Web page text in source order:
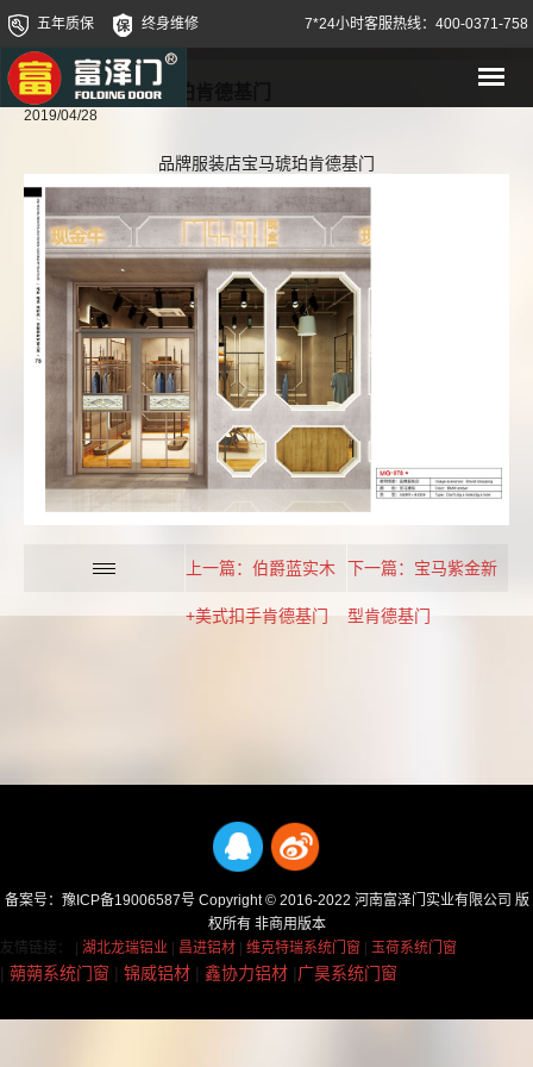
五年质保 终身维修 7*24小时客服热线：400-0371-758
品牌服装店宝马琥珀肯德基门
2019/04/28
品牌服装店宝马琥珀肯德基门
上一篇：伯爵蓝实木
+美式扣手肯德基门
下一篇：宝马紫金新
型肯德基门
备案号： 豫ICP备19006587号Copyright © 2016-2022 河南富泽门实业有限公司 版
权所有 非商用版本
友情链接： | 湖北龙瑞铝业 | 昌进铝材 | 维克特瑞系统门窗 | 玉荷系统门窗
| 蒴蒴系统门窗 | 锦威铝材 | 鑫协力铝材 |广昊系统门窗